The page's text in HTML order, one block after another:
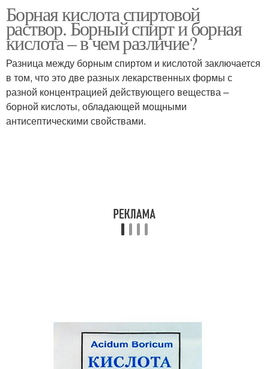
Борная кислота спиртовой
раствор. Борный спирт и борная
кислота – в чем различие?
Разница между борным спиртом и кислотой заключается
в том, что это две разных лекарственных формы с
разной концентрацией действующего вещества –
борной кислоты, обладающей мощными
антисептическими свойствами.